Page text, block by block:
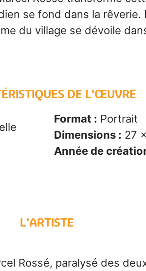
se fond dans la
du village se dévoile
DE L'ŒUVRE
Format : Portrait
Dimensions : 27
Année de
L'ARTISTE
Rossé, paralysé des